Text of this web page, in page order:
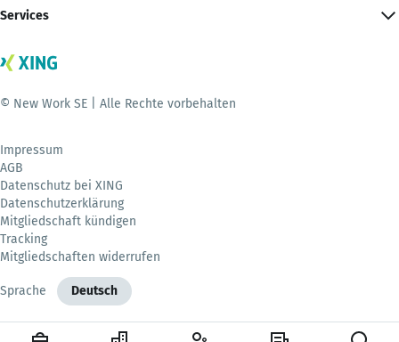
Services
© New Work SE | Alle Rechte vorbehalten
Impressum
AGB
Datenschutz bei XING
Datenschutzerklärung
Mitgliedschaft kündigen
Tracking
Mitgliedschaften widerrufen
Sprache Deutsch